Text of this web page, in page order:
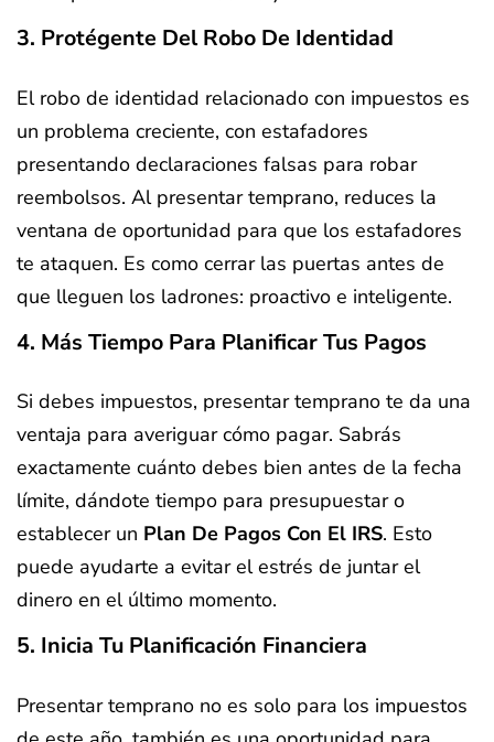
3. Protégente Del Robo De Identidad
El robo de identidad relacionado con impuestos es
un problema creciente, con estafadores
presentando declaraciones falsas para robar
reembolsos. Al presentar temprano, reduces la
ventana de oportunidad para que los estafadores
te ataquen. Es como cerrar las puertas antes de
que lleguen los ladrones: proactivo e inteligente.
4. Más Tiempo Para Planificar Tus Pagos
Si debes impuestos, presentar temprano te da una
ventaja para averiguar cómo pagar. Sabrás
exactamente cuánto debes bien antes de la fecha
límite, dándote tiempo para presupuestar o
establecer un Plan De Pagos Con El IRS. Esto
puede ayudarte a evitar el estrés de juntar el
dinero en el último momento.
5. Inicia Tu Planificación Financiera
Presentar temprano no es solo para los impuestos